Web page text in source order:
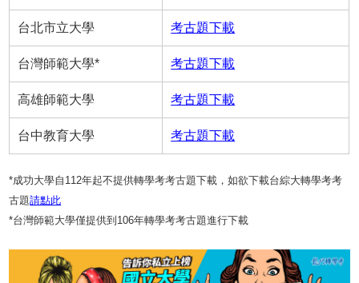
台北市立大學 考古題下載
台灣師範大學* 考古題下載
高雄師範大學 考古題下載
台中教育大學 考古題下載
*成功大學自112年起不提供轉學考考古題下載，如欲下載台綜大轉學考考
古題請點此
*台灣師範大學僅提供到106年轉學考考古題進行下載